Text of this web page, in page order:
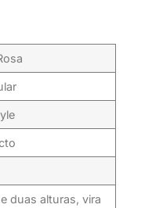
duas alturas, vira